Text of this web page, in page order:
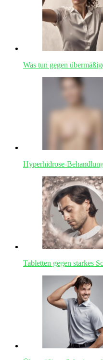
Was tun gegen
Hyperhidrose-
Tabletten gegen starkes